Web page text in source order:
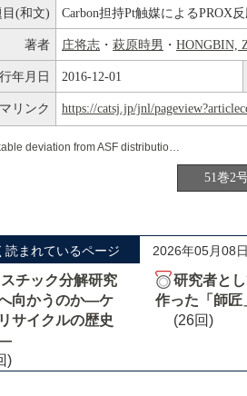
目(和文) Carbon担持Pt触媒によるPROX
著者 庄将志 ・ 萩原時男 ・ HONGBIN,
年月日 2016-12-01
リンク https://catsj.jp/jnl/
A remarkable deviation from ASF distribution on FTS over coprecipitated Co
51巻2
読まれているページ 2026年05月08
チック分解研究
向かうのか―ケ
サイクルの歴史
―
)
研究者と
作った「師匠
(26回)